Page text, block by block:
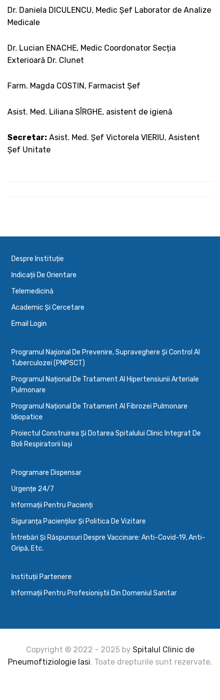
Dr. Daniela DICULENCU, Medic Șef Laborator de Analize
Medicale
Dr. Lucian ENACHE, Medic Coordonator Secția
Exterioară Dr. Clunet
Farm. Magda COSTIN, Farmacist Șef
Asist. Med. Liliana SÎRGHE, asistent de igienă
Secretar: Asist. Med. Șef Victorela VIERIU, Asistent
Șef Unitate
Despre Instituție
Indicații De Orientare
Telemedicină
Academic Și Cercetare
Email Login
Programul Naţional De Prevenire, Supraveghere Şi Control Al
Tuberculozei (PNPSCT)
Programul Național De Tratament Al Hipertensiunii Arteriale
Pulmonare
Programul Național De Tratament Al Fibrozei Pulmonare
Idiopatice
Proiectul Construirea Și Dotarea Spitalului Clinic Integrat De
Boli Respiratorii Iași
Programare Dispensar
Urgențe 24/7
Informații Pentru Pacienți
Siguranța Pacienților Și Politica De Vizitare
Întrebări Și Răspunsuri Despre Vaccinare: Anti-Covid-19, Anti-
Gripă, Etc.
Instituții Partenere
Informații Pentru Profesioniștii Din Domeniul Sanitar
Copyright © 2022 - 2025 by Spitalul Clinic de
Pneumoftiziologie Iasi. Toate drepturile sunt rezervate.